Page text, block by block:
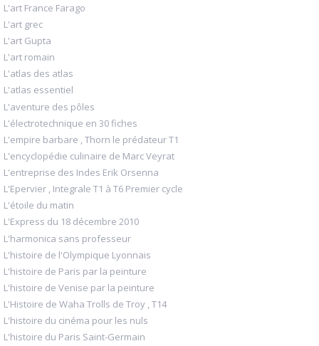
L'art France Farago
L'art grec
L'art Gupta
L'art romain
L'atlas des atlas
L'atlas essentiel
L'aventure des pôles
L'électrotechnique en 30 fiches
L'empire barbare , Thorn le prédateur T1
L'encyclopédie culinaire de Marc Veyrat
L'entreprise des Indes Erik Orsenna
L'Epervier , Integrale T1 à T6 Premier cycle
L'étoile du matin
L'Express du 18 décembre 2010
L'harmonica sans professeur
L'histoire de l'Olympique Lyonnais
L'histoire de Paris par la peinture
L'histoire de Venise par la peinture
L'Histoire de Waha Trolls de Troy , T14
L'histoire du cinéma pour les nuls
L'histoire du Paris Saint-Germain